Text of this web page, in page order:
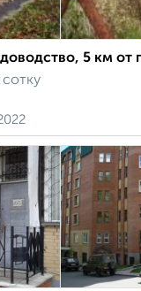
5 км от
сотку